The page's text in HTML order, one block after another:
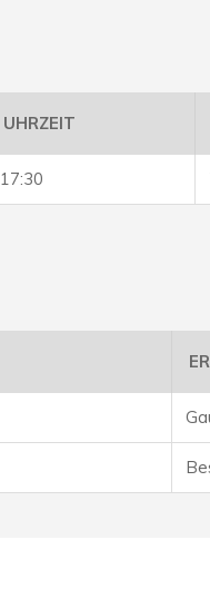
UHRZEIT
17:30